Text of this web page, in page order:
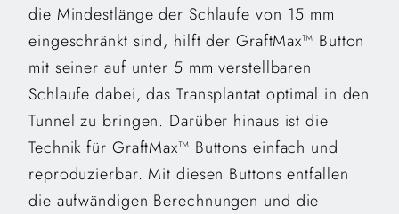
die Mindestlänge der Schlaufe von 15 mm
eingeschränkt sind, hilft der GraftMax™ Button
mit seiner auf unter 5 mm verstellbaren
Schlaufe dabei, das Transplantat optimal in den
Tunnel zu bringen. Darüber hinaus ist die
Technik für GraftMax™ Buttons einfach und
reproduzierbar. Mit diesen Buttons entfallen
die aufwändigen Berechnungen und die